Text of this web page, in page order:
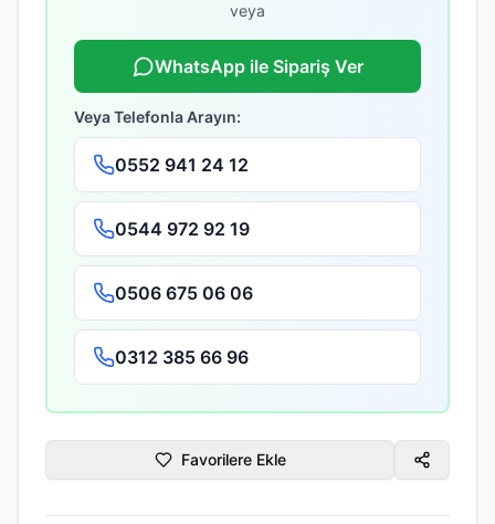
veya
WhatsApp ile Sipariş Ver
Veya Telefonla Arayın:
0552 941 24 12
0544 972 92 19
0506 675 06 06
0312 385 66 96
Favorilere Ekle